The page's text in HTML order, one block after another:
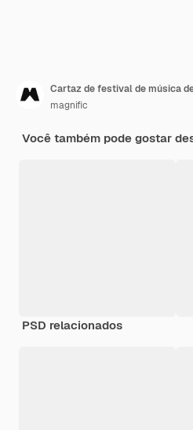
Cartaz de festival de música
magnific
Você também pode gostar
PSD relacionados